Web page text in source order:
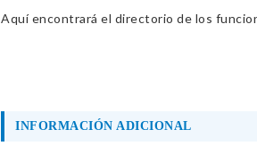
Aquí encontrará el directorio de los
INFORMACIÓN ADICIONAL